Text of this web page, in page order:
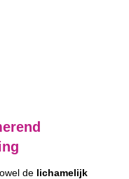
de lichamelijk